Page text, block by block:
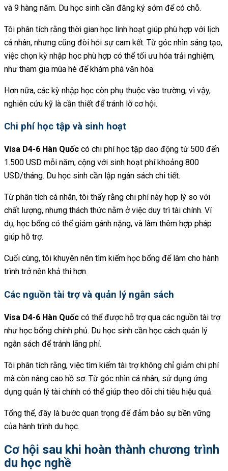
và 9 hàng năm. Du học sinh cần đăng ký sớm để có chỗ.
Tôi phân tích rằng thời gian học linh hoạt giúp phù hợp với lịch
cá nhân, nhưng cũng đòi hỏi sự cam kết. Từ góc nhìn sáng tạo,
việc chọn kỳ nhập học phù hợp có thể tối ưu hóa trải nghiệm,
như tham gia mùa hè để khám phá văn hóa.
Hơn nữa, các kỳ nhập học còn phụ thuộc vào trường, vì vậy,
nghiên cứu kỹ là cần thiết để tránh lỡ cơ hội.
Chi phí học tập và sinh hoạt
Visa D4-6 Hàn Quốc có chi phí học tập dao động từ 500 đến
1.500 USD mỗi năm, cộng với sinh hoạt phí khoảng 800
USD/tháng. Du học sinh cần lập ngân sách chi tiết.
Từ phân tích cá nhân, tôi thấy rằng chi phí này hợp lý so với
chất lượng, nhưng thách thức nằm ở việc duy trì tài chính. Ví
dụ, học bổng có thể giảm gánh nặng, và làm thêm hợp pháp
giúp hỗ trợ.
Cuối cùng, tôi khuyên nên tìm kiếm học bổng để làm cho hành
trình trở nên khả thi hơn.
Các nguồn tài trợ và quản lý ngân sách
Visa D4-6 Hàn Quốc có thể được hỗ trợ qua các nguồn tài trợ
như học bổng chính phủ. Du học sinh cần học cách quản lý
ngân sách để tránh lãng phí.
Tôi phân tích rằng, việc tìm kiếm tài trợ không chỉ giảm chi phí
mà còn nâng cao hồ sơ. Từ góc nhìn cá nhân, sử dụng ứng
dụng quản lý tài chính có thể giúp theo dõi chi tiêu hiệu quả.
Tổng thể, đây là bước quan trọng để đảm bảo sự bền vững
của hành trình du học.
Cơ hội sau khi hoàn thành chương trình
du học nghề